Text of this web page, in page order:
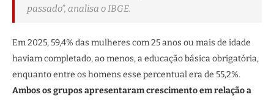
passado”, analisa o IBGE.
Em 2025, 59,4% das mulheres com 25 anos ou mais de idade
haviam completado, ao menos, a educação básica obrigatória,
enquanto entre os homens esse percentual era de 55,2%.
Ambos os grupos apresentaram crescimento em relação a